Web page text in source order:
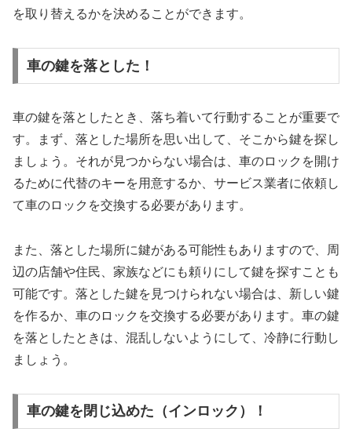
を取り替えるかを決めることができます。
車の鍵を落とした！
車の鍵を落としたとき、落ち着いて行動することが重要で
す。まず、落とした場所を思い出して、そこから鍵を探し
ましょう。それが見つからない場合は、車のロックを開け
るために代替のキーを用意するか、サービス業者に依頼し
て車のロックを交換する必要があります。
また、落とした場所に鍵がある可能性もありますので、周
辺の店舗や住民、家族などにも頼りにして鍵を探すことも
可能です。落とした鍵を見つけられない場合は、新しい鍵
を作るか、車のロックを交換する必要があります。車の鍵
を落としたときは、混乱しないようにして、冷静に行動し
ましょう。
車の鍵を閉じ込めた（インロック）！